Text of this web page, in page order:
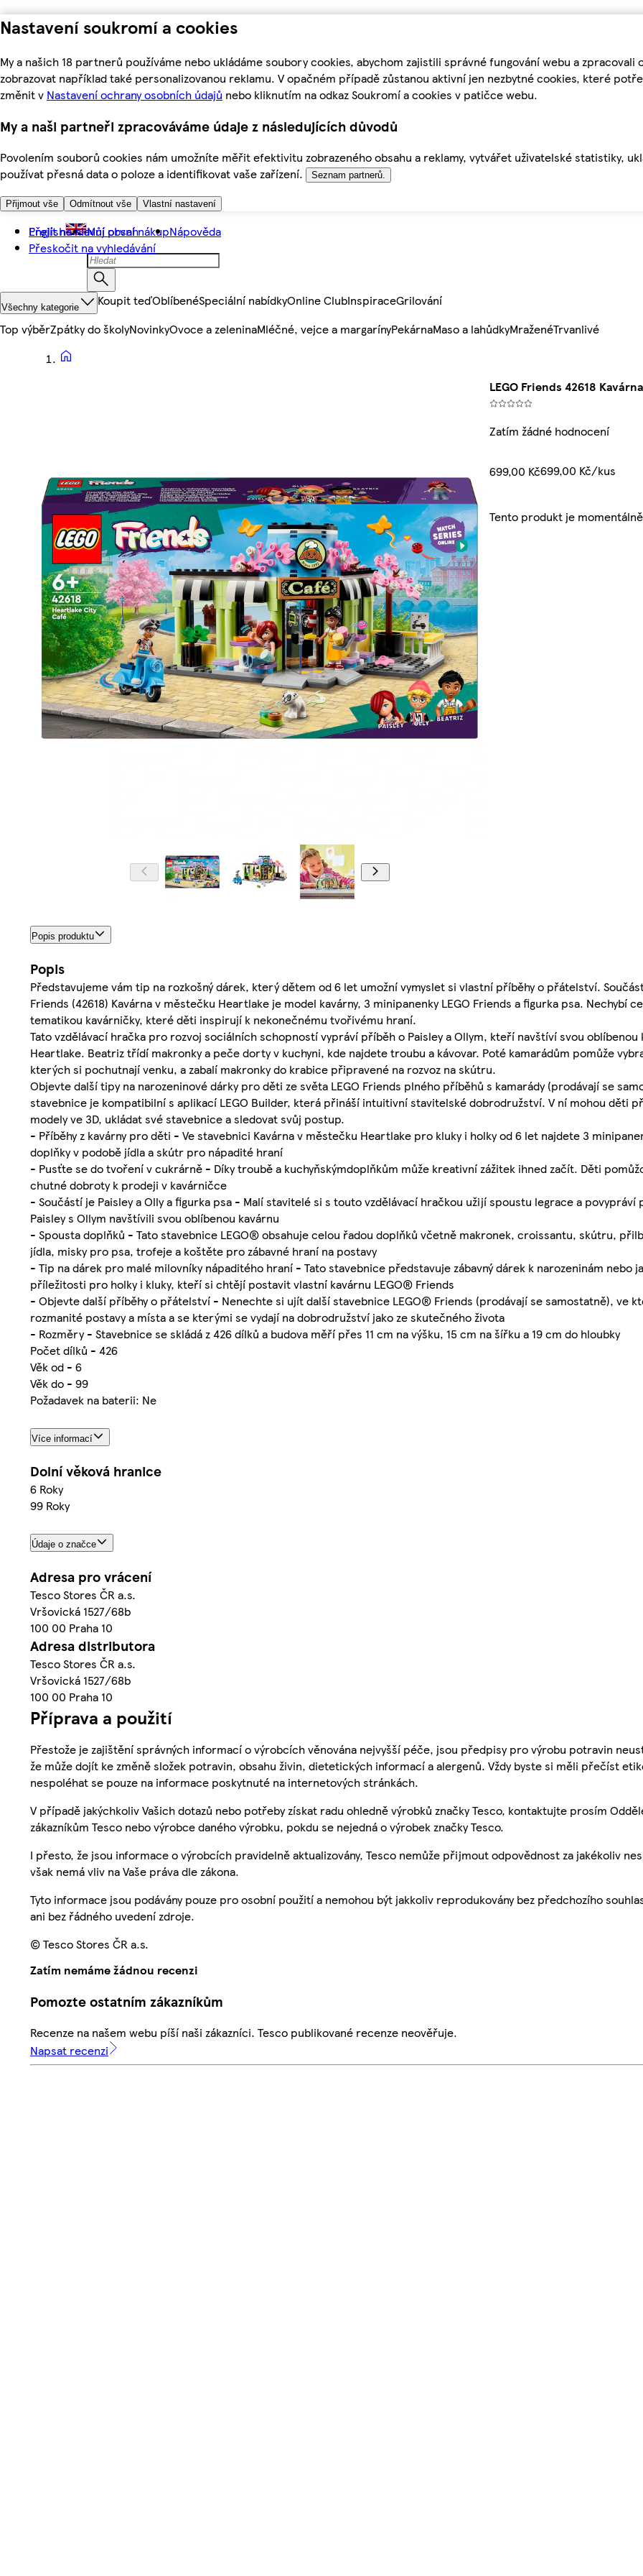
Nastavení soukromí a cookies
My a našich 18 partnerů používáme nebo ukládáme soubory cookies, abychom zajistili správné fungování webu a
zobrazovat například také personalizovanou reklamu. V opačném případě zůstanou aktivní jen nezbytné cookies, které
změnit v Nastavení ochrany osobních údajů nebo kliknutím na odkaz Soukromí a cookies v patičce webu.
My a naši partneři zpracováváme údaje z následujících důvodů
Povolením souborů cookies nám umožníte měřit efektivitu zobrazeného obsahu a reklamy, vytvářet uživatelské statistiky,
používat přesná data o poloze a identifikovat vaše zařízení.
Seznam partnerů.
Přijmout vše Odmítnout vše Vlastní nastavení
Přejít na hlavní obsah
Přeskočit na vyhledávání
English Můj první nákupNápověda
Všechny kategorie Koupit teďOblíbenéSpeciální nabídkyOnline ClubInspiraceGrilování
Top výběrZpátky do školyNovinkyOvoce a zeleninaMléčné, vejce a margarínyPekárnaMaso a lahůdkyMraženéTrvanlivé
LEGO Friends 42618
Zatím žádné hodnocení
699,00 Kč699,00 Kč/kus
Tento produkt je
Popis produktu
Popis
Představujeme vám tip na rozkošný dárek, který dětem od 6 let umožní vymyslet si vlastní příběhy o přátelství.
Friends (42618) Kavárna v městečku Heartlake je model kavárny, 3 minipanenky LEGO Friends a figurka psa. Nechybí
tematikou kavárničky, které děti inspirují k nekonečnému tvořivému hraní.
Tato vzdělávací hračka pro rozvoj sociálních schopností vypráví příběh o Paisley a Ollym, kteří navštíví svou oblíbenou
Heartlake. Beatriz třídí makronky a peče dorty v kuchyni, kde najdete troubu a kávovar. Poté kamarádům pomůže
kterých si pochutnají venku, a zabalí makronky do krabice připravené na rozvoz na skútru.
Objevte další tipy na narozeninové dárky pro děti ze světa LEGO Friends plného příběhů s kamarády (prodávají se
stavebnice je kompatibilní s aplikací LEGO Builder, která přináší intuitivní stavitelské dobrodružství. V ní mohou děti
modely ve 3D, ukládat své stavebnice a sledovat svůj postup.
- Příběhy z kavárny pro děti - Ve stavebnici Kavárna v městečku Heartlake pro kluky i holky od 6 let najdete 3
doplňky v podobě jídla a skútr pro nápadité hraní
- Pusťte se do tvoření v cukrárně - Díky troubě a kuchyňskýmdoplňkům může kreativní zážitek ihned začít. Děti
chutné dobroty k prodeji v kavárničce
- Součástí je Paisley a Olly a figurka psa - Malí stavitelé si s touto vzdělávací hračkou užijí spoustu legrace a povypráví
Paisley s Ollym navštívili svou oblíbenou kavárnu
- Spousta doplňků - Tato stavebnice LEGO® obsahuje celou řadou doplňků včetně makronek, croissantu, skútru,
jídla, misky pro psa, trofeje a koštěte pro zábavné hraní na postavy
- Tip na dárek pro malé milovníky nápaditého hraní - Tato stavebnice představuje zábavný dárek k narozeninám nebo
příležitosti pro holky i kluky, kteří si chtějí postavit vlastní kavárnu LEGO® Friends
- Objevte další příběhy o přátelství - Nenechte si ujít další stavebnice LEGO® Friends (prodávají se samostatně), ve
rozmanité postavy a místa a se kterými se vydají na dobrodružství jako ze skutečného života
- Rozměry - Stavebnice se skládá z 426 dílků a budova měří přes 11 cm na výšku, 15 cm na šířku a 19 cm do hloubky
Počet dílků - 426
Věk od - 6
Věk do - 99
Požadavek na baterii: Ne
Více informací
Dolní věková hranice
6 Roky
99 Roky
Údaje o značce
Adresa pro vrácení
Tesco Stores ČR a.s.
Vršovická 1527/68b
100 00 Praha 10
Adresa distributora
Tesco Stores ČR a.s.
Vršovická 1527/68b
100 00 Praha 10
Příprava a použití
Přestože je zajištění správných informací o výrobcích věnována nejvyšší péče, jsou předpisy pro výrobu potravin
že může dojít ke změně složek potravin, obsahu živin, dietetických informací a alergenů. Vždy byste si měli přečíst
nespoléhat se pouze na informace poskytnuté na internetových stránkách.
V případě jakýchkoliv Vašich dotazů nebo potřeby získat radu ohledně výrobků značky Tesco, kontaktujte prosím
zákazníkům Tesco nebo výrobce daného výrobku, pokdu se nejedná o výrobek značky Tesco.
I přesto, že jsou informace o výrobcích pravidelně aktualizovány, Tesco nemůže přijmout odpovědnost za jakékoliv
však nemá vliv na Vaše práva dle zákona.
Tyto informace jsou podávány pouze pro osobní použití a nemohou být jakkoliv reprodukovány bez předchozího
ani bez řádného uvedení zdroje.
© Tesco Stores ČR a.s.
Zatím nemáme žádnou recenzi
Pomozte ostatním zákazníkům
Recenze na našem webu píší naši zákazníci. Tesco publikované recenze neověřuje.
Napsat recenzi